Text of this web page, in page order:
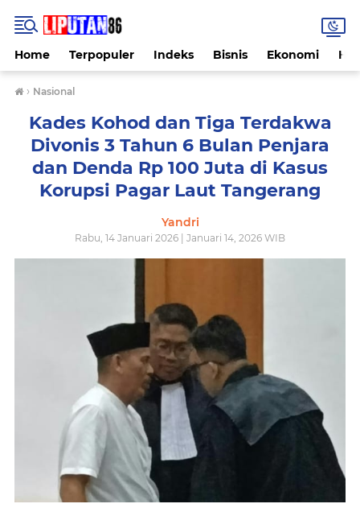
Home Terpopuler Indeks Bisnis Ekonomi
› Nasional
Kades Kohod dan Tiga Terdakwa
Divonis 3 Tahun 6 Bulan Penjara
dan Denda Rp 100 Juta di Kasus
Korupsi Pagar Laut Tangerang
Yandri
Rabu, 14 Januari 2026 | Januari 14, 2026 WIB